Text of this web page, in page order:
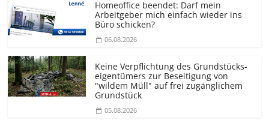
Homeoffice beendet: Darf mein
Arbeitgeber mich einfach wieder ins
Büro schicken?
06.08.2026
Keine Verpflichtung des Grundstücks­
eigentümers zur Beseitigung von
"wildem Müll" auf frei zugänglichem
Grundstück
05.08.2026